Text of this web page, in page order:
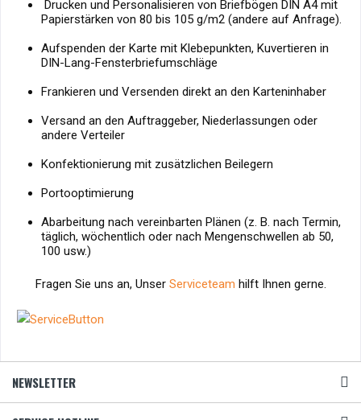
Drucken und Personalisieren von Briefbögen DIN A4 mit
Papierstärken von 80 bis 105 g/m2 (andere auf Anfrage).
Aufspenden der Karte mit Klebepunkten, Kuvertieren in
DIN-Lang-Fensterbriefumschläge
Frankieren und Versenden direkt an den Karteninhaber
Versand an den Auftraggeber, Niederlassungen oder
andere Verteiler
Konfektionierung mit zusätzlichen Beilegern
Portooptimierung
Abarbeitung nach vereinbarten Plänen (z. B. nach Termin,
täglich, wöchentlich oder nach Mengenschwellen ab 50,
100 usw.)
Fragen Sie uns an, Unser Serviceteam hilft Ihnen gerne.
NEWSLETTER